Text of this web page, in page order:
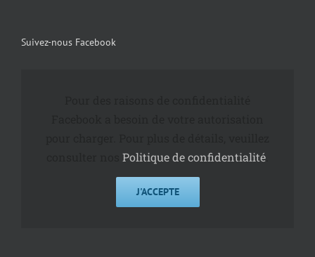
Suivez-nous Facebook
Politique de confidentialité
J'ACCEPTE